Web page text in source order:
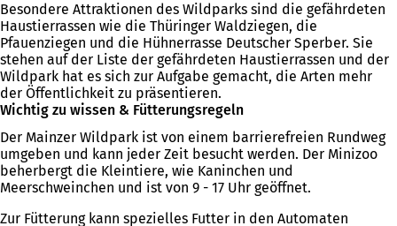
Besondere Attraktionen des Wildparks sind die gefährdeten
Haustierrassen wie die Thüringer Waldziegen, die
Pfauenziegen und die Hühnerrasse Deutscher Sperber. Sie
stehen auf der Liste der gefährdeten Haustierrassen und der
Wildpark hat es sich zur Aufgabe gemacht, die Arten mehr
der Öffentlichkeit zu präsentieren.
Wichtig zu wissen & Fütterungsregeln
Der Mainzer Wildpark ist von einem barrierefreien Rundweg
umgeben und kann jeder Zeit besucht werden. Der Minizoo
beherbergt die Kleintiere, wie Kaninchen und
Meerschweinchen und ist von 9 - 17 Uhr geöffnet.
Zur Fütterung kann spezielles Futter in den Automaten